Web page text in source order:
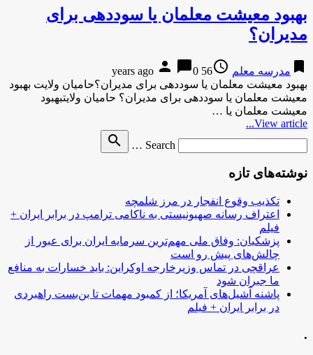
بهبود معیشت معلمان یا سوددهی برای
مدیران؟
bookmark مدرسه معلم access_time
56 years ago
person chat_bubble0
بهبود معیشت معلمان یا سوددهی برای مدیران؟حامیان ولایت بهبود
معیشت معلمان یا سوددهی برای مدیران؟ حامیان ولایتبهبود
معیشت معلمان یا …
View article...
Search …
search
نوشته‌های تازه
تکذیب وقوع انفجار در مرز شلمچه
اعتراف رسانه صهیونیستی به ناکامی ترامپ در برابر ایران +
فیلم
پزشکیان: وفاق ملی مهم‌ترین سرمایه ایران برای عبور از
چالش‌های پیش رو است
عراقچی در تماس وزیرخارجه اوکراین: باید خسارات به منافع
ما جبران شود
پاشنه آشیل‌های آمریکا؛ از کمبود مهمات تا بن‌بست راهبردی
در برابر ایران + فیلم
.